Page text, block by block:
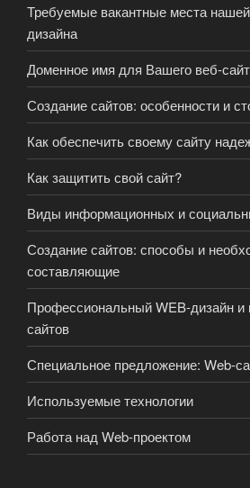
Требуемые вакантные места
дизайна
Доменное имя для Вашего веб-
Создание сайтов: особенности и
Как обеспечить своему сайту
Как защитить свой сайт?
Виды информационных и
Создание сайтов: способы и
составляющие
Профессиональный WEB-дизайн и
сайтов
Специальное предложение: Web-
Используемые технологии
Работа над Web-проектом